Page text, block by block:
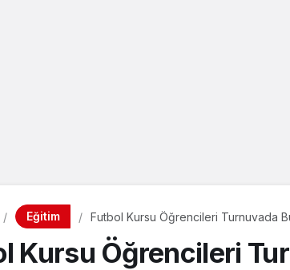
Eğitim Futbol Kursu Öğrencileri Turnuvada
Kursu Öğrencileri